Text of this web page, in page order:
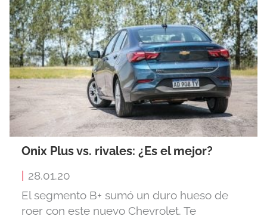
Onix Plus vs. rivales: ¿Es el mejor?
28.01.20
El segmento B+ sumó un duro hueso de
roer con este nuevo Chevrolet. Te